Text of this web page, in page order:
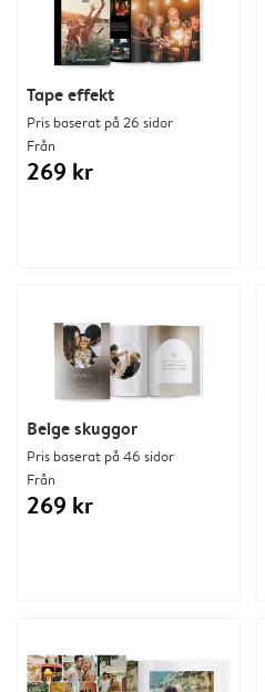
Beige skuggor
Pris baserat på 46 sidor
Från
269 kr
Tape effekt
Pris baserat på 26 sidor
Från
269 kr